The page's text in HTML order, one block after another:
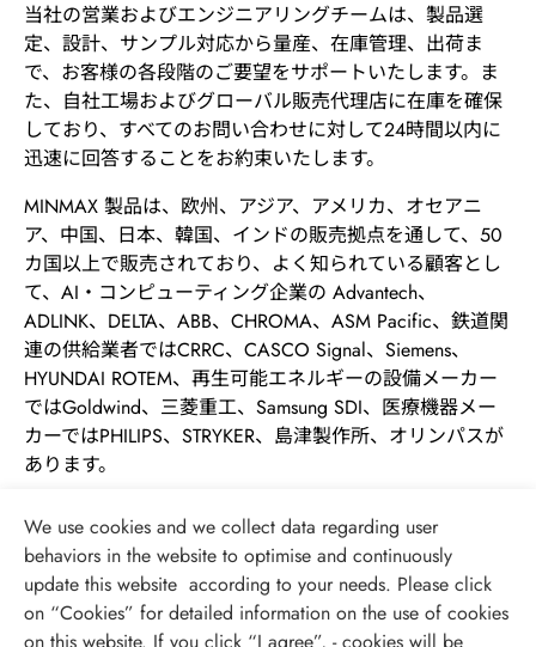
当社の営業およびエンジニアリングチームは、製品選
定、設計、サンプル対応から量産、在庫管理、出荷ま
で、お客様の各段階のご要望をサポートいたします。ま
た、自社工場およびグローバル販売代理店に在庫を確保
しており、すべてのお問い合わせに対して24時間以内に
迅速に回答することをお約束いたします。
MINMAX 製品は、欧州、アジア、アメリカ、オセアニ
ア、中国、日本、韓国、インドの販売拠点を通して、50
カ国以上で販売されており、よく知られている顧客とし
て、AI・コンピューティング企業の Advantech、
ADLINK、DELTA、ABB、CHROMA、ASM Pacific、鉄道関
連の供給業者ではCRRC、CASCO Signal、Siemens、
HYUNDAI ROTEM、再生可能エネルギーの設備メーカー
ではGoldwind、三菱重工、Samsung SDI、医療機器メー
カーではPHILIPS、STRYKER、島津製作所、オリンパスが
あります。
We use cookies and we collect data regarding user
behaviors in the website to optimise and continuously
update this website according to your needs. Please click
on “Cookies” for detailed information on the use of cookies